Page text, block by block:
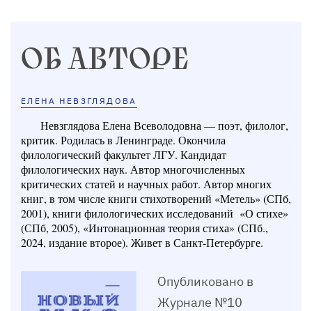
ОБ АВТОРЕ
ЕЛЕНА НЕВЗГЛЯДОВА
Невзглядова Елена Всеволодовна — поэт, филолог,
критик. Родилась в Ленинграде. Окончила
филологический факультет ЛГУ. Кандидат
филологических наук. Автор многочисленных
критических статей и научных работ. Автор многих
книг, в том числе книги стихотворений «Метель» (СПб,
2001), книги филологических исследований «О стихе»
(СПб, 2005), «Интонационная теория стиха» (СПб.,
2024, издание второе). Живет в Санкт-Петербурге.
Опубликовано в
Журнале №10